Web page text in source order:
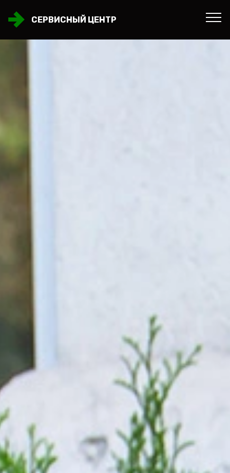
СЕРВИСНЫЙ ЦЕНТР